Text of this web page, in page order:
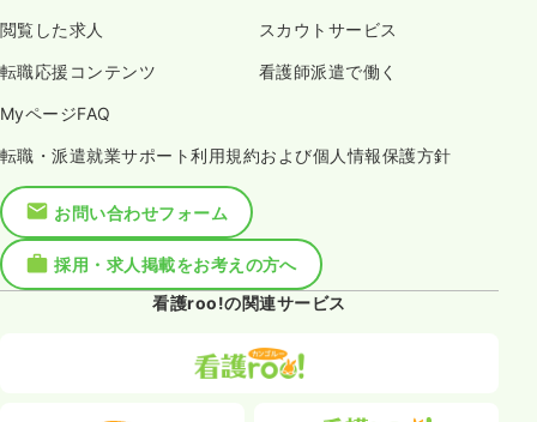
閲覧した求人 スカウトサービス
転職応援コンテンツ 看護師派遣で働く
MyページFAQ
転職・派遣就業サポート利用規約および個人情報保護方針
お問い合わせフォーム
採用・求人掲載をお考えの方へ
看護roo!の関連サービス